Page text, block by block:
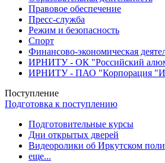
Правовое обеспечение
Пресс-служба
Режим и безопасность
Спорт
Финансово-экономическая
ИРНИТУ - ОК "Российский
ИРНИТУ - ПАО "Корпорация
Поступление
Подготовка к поступлению
Подготовительные курсы
Дни открытых дверей
Видеоролики об Иркутском
еще...